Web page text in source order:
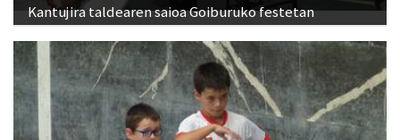
Kantujira taldearen saioa Goiburuko festetan